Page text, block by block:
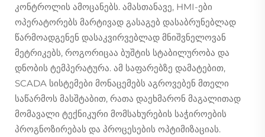
კონტროლის ამოცანებს. ამასთანავე, HMI-ები
ოპერატორებს მარტივად გასაგებ დასაბრუნებლად
წარმოადგენენ დასაკვირვებლად მნიშვნელოვან
მეტრიკებს, როგორიცაა ბუშტის სტაბილურობა და
დნობის ტემპერატურა. ამ საფარებზე დამატებით,
SCADA სისტემები მონაცემებს აგროვებენ მთელი
საწარმოს მასშტაბით, რათა დაეხმარონ მაგალითად
მომავალი ტექნიკური მომსახურების საჭიროების
პროგნოზირებას და პროცესების ოპტიმიზაციას.